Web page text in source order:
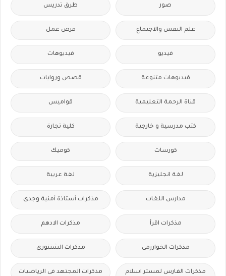
صور طرق تدريس
علم النفس والاجتماع فرص عمل
فيديو فيديوهات
فيديوهات متنوعة قصص وروايات
قناة الرحمة التعليمية قواميس
كتب مدرسية و خارجية كلية تجارة
كورسات كوميك
لغة انجليزية لغة عربية
مدارس اللغات مذكرات أستاذة أمنية وجدى
مذكرات اقرأ مذكرات الادهم
مذكرات الخوارزمى مذكرات الشنتورى
مذكرات الفارس لمستر اسلام
مذكرات المجتهد فى الرياضيات